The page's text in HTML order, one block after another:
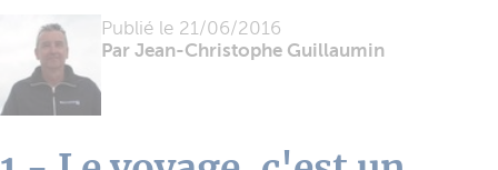
Publié le 21/06/2016
Par Jean-Christophe Guillaumin